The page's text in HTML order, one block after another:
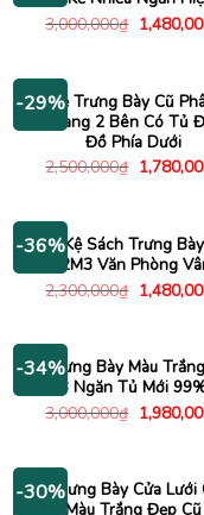
3,000,000₫ Giá
gốc
-29%Kệ Trưng Bày Cũ
Khoang 2 Bên Có Tủ
Đồ Phía Dưới
2,500,000₫ Giá
gốc
-36%Tủ Kệ Sách Trưng
1Mx2M3 Văn Phòng
2,300,000₫ Giá
gốc
-34%
Kệ Trưng Bày Màu
3 Ngăn Tủ Mới
3,000,000₫ Giá
gốc
-30%
Tủ Trưng Bày Cửa Lưới
Màu Trắng Đẹp Cũ